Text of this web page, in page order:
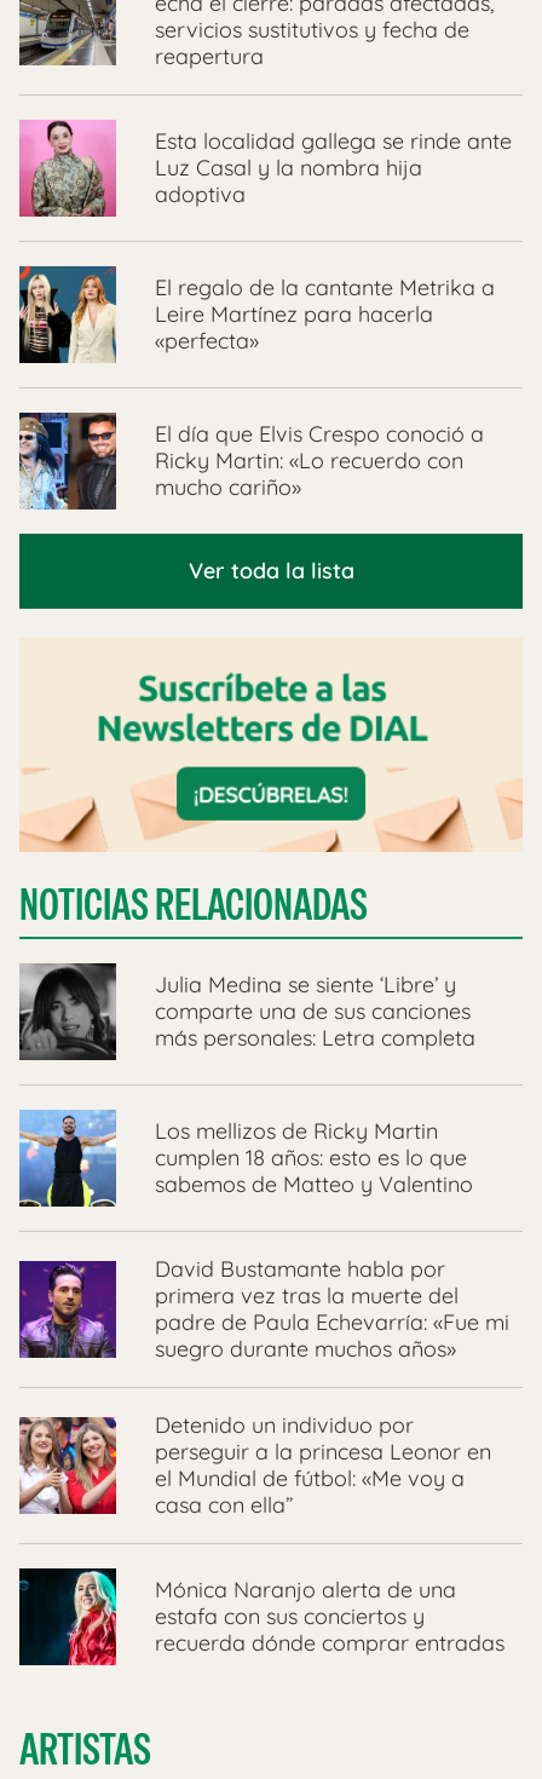
servicios sustitutivos y fecha de
reapertura
Esta localidad gallega se rinde ante
Luz Casal y la nombra hija
adoptiva
El regalo de la cantante Metrika a
Leire Martínez para hacerla
«perfecta»
El día que Elvis Crespo conoció a
Ricky Martin: «Lo recuerdo con
mucho cariño»
Ver toda la lista
NOTICIAS RELACIONADAS
Julia Medina se siente ‘Libre’ y
comparte una de sus canciones
más personales: Letra completa
Los mellizos de Ricky Martin
cumplen 18 años: esto es lo que
sabemos de Matteo y Valentino
David Bustamante habla por
primera vez tras la muerte del
padre de Paula Echevarría: «Fue mi
suegro durante muchos años»
Detenido un individuo por
perseguir a la princesa Leonor en
el Mundial de fútbol: «Me voy a
casa con ella”
Mónica Naranjo alerta de una
estafa con sus conciertos y
recuerda dónde comprar entradas
ARTISTAS